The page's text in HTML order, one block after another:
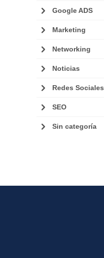
Google ADS
Marketing
Networking
Noticias
Redes Sociales
SEO
Sin categoría